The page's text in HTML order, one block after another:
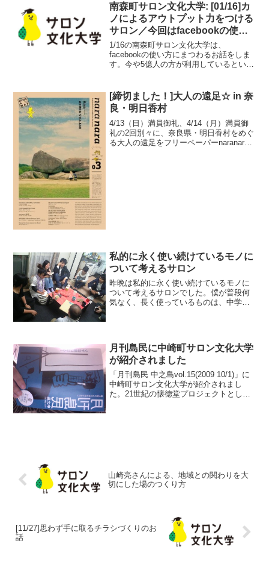
南森町サロン文化大学: [01/16]カ
ノによるアウトプット力をつける
サロン／今回はfacebookの使い
方にまつわるお話
1/16の南森町サロン文化大学は、
facebookの使い方にまつわるお話をしま
す。今や5億人の方が利用しているという
ーネットの新しいコミュニケーションを
つくって...
[締切ました！]大人の遠足☆ in 奈
良・明日香村
4/13（日）満員御礼、4/14（月）満員御
礼の2回別々に、奈良県・明日香村をめぐ
る大人の遠足をフリーペーパーnaranara
私的に永く使い続けているモノに
ついて考えるサロン
昨晩は私的に永く使い続けているモノに
ついて考えるサロンでした。僕が普段何
気なく、長く使っているものは、中学生
月刊島民に中崎町サロン文化大学
が紹介されました
「月刊島民 中之島vol.15(2009 10/1)」に
中崎町サロン文化大学が紹介されまし
た。21世紀の懐徳堂プロジェクトとし
山崎亮さんによる、地域との関わりを大
切にした場のつくり方
[11/27]思わず手に取るチラシづくりのお
話